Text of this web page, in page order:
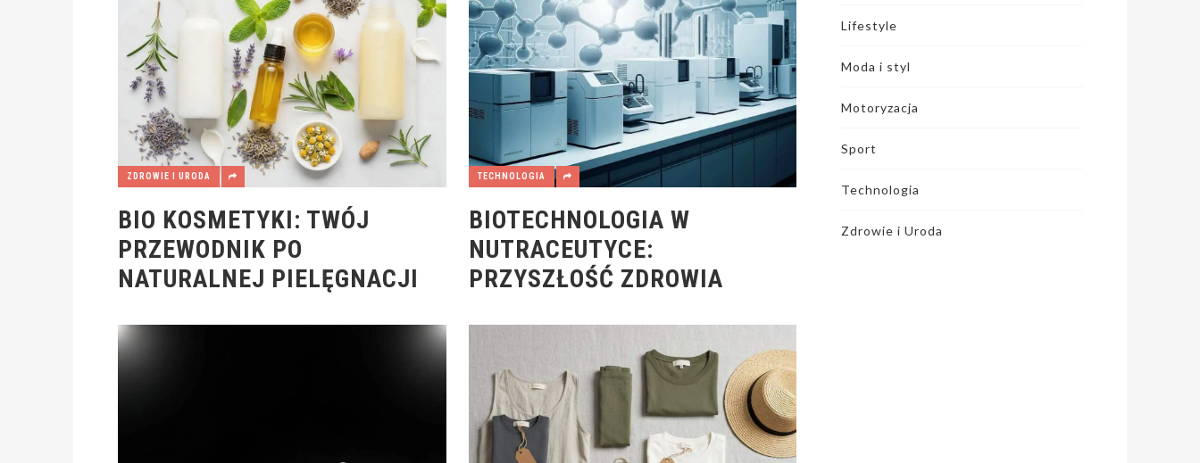
ZDROWIE I URODA
BIO KOSMETYKI: TWÓJ
PRZEWODNIK PO
NATURALNEJ PIELĘGNACJI
TECHNOLOGIA
BIOTECHNOLOGIA W
NUTRACEUTYCE:
PRZYSZŁOŚĆ ZDROWIA
Lifestyle
Moda i styl
Motoryzacja
Sport
Technologia
Zdrowie i Uroda